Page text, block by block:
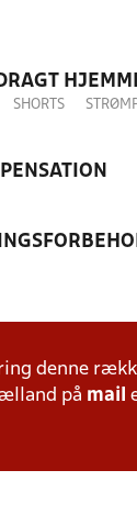
SHORTS
denne
på mail